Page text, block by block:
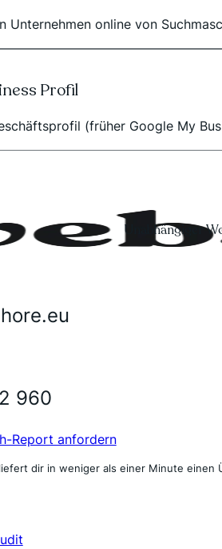
Unternehmen online von
Profil
(früher Google My
Unabhängiger
960
Report anfordern
dir in weniger als einer Minute einen